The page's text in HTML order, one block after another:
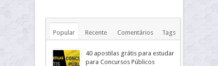
Popular Recente Comentários Tags
40 apostilas grátis para estudar
para Concursos Públicos